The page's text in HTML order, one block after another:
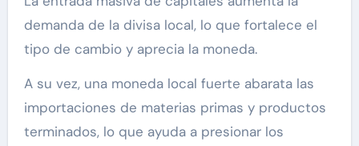
demanda de la divisa local, lo que fortalece el
tipo de cambio y aprecia la moneda.
A su vez, una moneda local fuerte abarata las
importaciones de materias primas y productos
terminados, lo que ayuda a presionar los